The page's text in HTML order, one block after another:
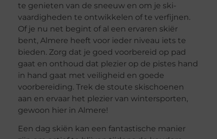
te genieten van de sneeuw en om je ski-
vaardigheden te ontwikkelen of te verfijnen.
Of je nu net begint of al een ervaren skiër
bent, Almere heeft voor ieder niveau iets te
bieden. Zorg dat je goed voorbereid op pad
gaat en onthoud dat plezier op de pistes hand
in hand gaat met veiligheid en goede
voorbereiding. Trek de stoute skischoenen
aan en ervaar het plezier van wintersporten,
gewoon hier in Almere!
Een dag skiën kan een fantastische manier